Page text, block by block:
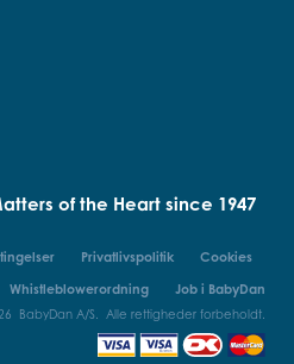
of the Heart since 1947
Privatlivspolitik
Cookies
Whistleblowerordning
Job i BabyDan
BabyDan A/S. Alle rettigheder forbeholdt.